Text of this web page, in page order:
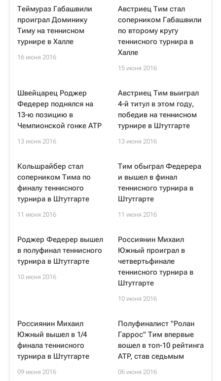
Теймураз Габашвили
проиграл Доминику
Тиму на теннисном
турнире в Халле
16 июня 2016
Австриец Тим стал
соперником Габашвили
по второму кругу
теннисного турнира в
Халле
15 июня 2016
Швейцарец Роджер
Федерер поднялся на
13-ю позицию в
Чемпионской гонке ATP
13 июня 2016
Австриец Тим выиграл
4-й титул в этом году,
победив на теннисном
турнире в Штутгарте
13 июня 2016
Кольшрайбер стал
соперником Тима по
финалу теннисного
турнира в Штутгарте
11 июня 2016
Тим обыграл Федерера
и вышел в финал
теннисного турнира в
Штутгарте
11 июня 2016
Роджер Федерер вышел
в полуфинал теннисного
турнира в Штутгарте
10 июня 2016
Россиянин Михаил
Южный проиграл в
четвертьфинале
теннисного турнира в
Штутгарте
10 июня 2016
Россиянин Михаил
Южный вышел в 1/4
финала теннисного
турнира в Штутгарте
09 июня 2016
Полуфиналист "Ролан
Гаррос" Тим впервые
вошел в топ-10 рейтинга
ATP, став седьмым
06 июня 2016